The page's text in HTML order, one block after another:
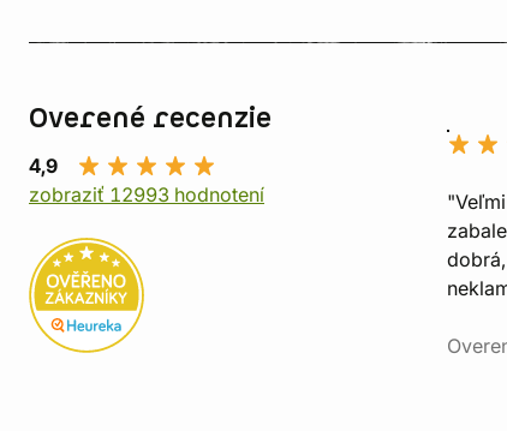
Overené recenzie
4,9
zobraziť 12993 hodnotení